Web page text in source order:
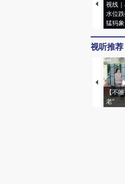
视线
水位
猛犸
视听推荐
【不
老”